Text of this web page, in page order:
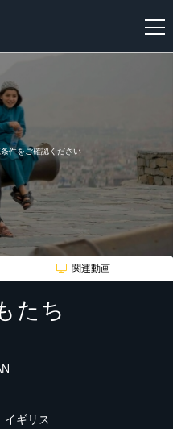
件をご確認ください
関連動画
たち
イギリス